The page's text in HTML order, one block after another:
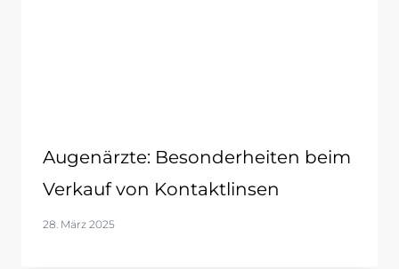
Augenärzte: Besonderheiten beim
Verkauf von Kontaktlinsen
28. März 2025